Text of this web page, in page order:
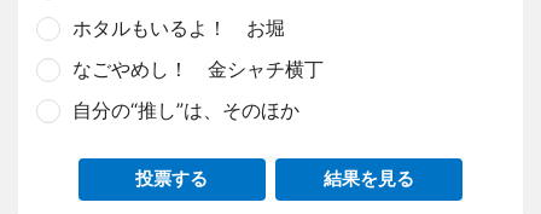
ホタルもいるよ！ お堀
なごやめし！ 金シャチ横丁
自分の“推し”は、そのほか
投票する 結果を見る